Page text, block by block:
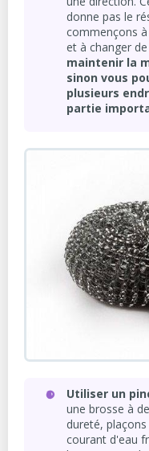
donne pas le
commençons
et à changer
maintenir la
sinon vous
plusieurs
partie
Utiliser un
une brosse à
dureté,
courant d'eau